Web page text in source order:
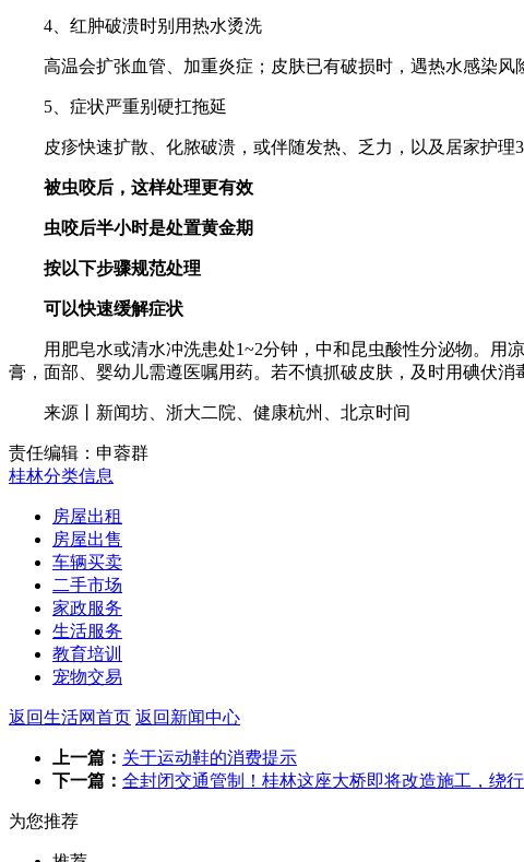
4、红肿破溃时别用热水烫洗
高温会扩张血管、加重炎症；皮肤已有破损时，遇热水感染风
5、症状严重别硬扛拖延
皮疹快速扩散、化脓破溃，或伴随发热、乏力，以及居家护理3
被虫咬后， 这样处理更有效
虫咬后半小时是处置黄金期
按以下步骤规范处理
可以快速缓解症状
用肥皂水或清水冲洗患处1~2分钟，中和昆虫酸性分泌物。用凉
膏，面部、婴幼儿需遵医嘱用药。若不慎抓破皮肤，及时用碘伏消
来源丨新闻坊、浙大二院、健康杭州、北京时间
责任编辑：申蓉群
桂林分类信息
房屋出租
房屋出售
车辆买卖
二手市场
家政服务
生活服务
教育培训
宠物交易
返回生活网首页 返回新闻中心
上一篇： 关于运动鞋的消费提示
下一篇： 全封闭交通管制！桂林这座大桥即将改造施工，绕
为您推荐